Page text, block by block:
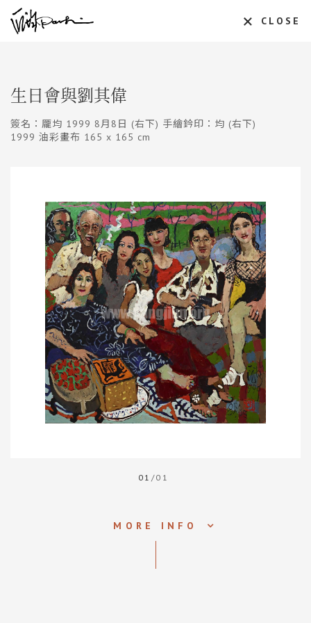
CLOSE
生日會與劉其偉
簽名：龎均 1999 8月8日 (右下) 手繪鈐印：均 (右下)
1999 油彩畫布 165 x 165 cm
01 /01
MORE INFO